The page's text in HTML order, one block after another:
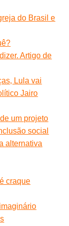
do Brasil e
Artigo de
Lula vai
Jairo
um projeto
social
alternativa
craque